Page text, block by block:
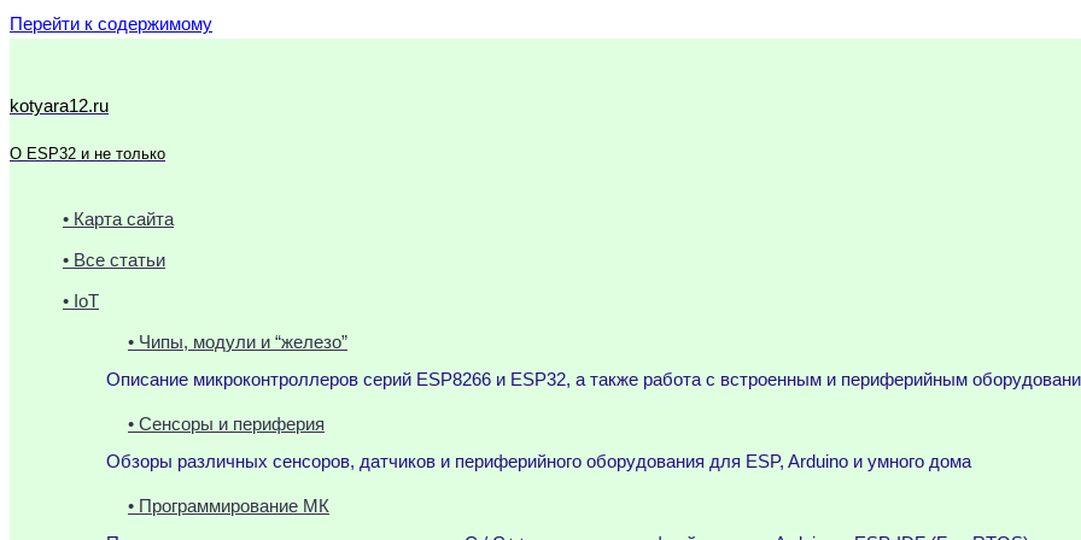
Перейти к содержимому
kotyara12.ru
О ESP32 и не только
• Карта сайта
• Все статьи
• IoT
• Чипы, модули и “железо”
Описание микроконтроллеров серий ESP8266 и ESP32, а также работа с встроенным и периферийным
• Сенсоры и периферия
Обзоры различных сенсоров, датчиков и периферийного оборудования для ESP, Arduino и умного дома
• Программирование МК